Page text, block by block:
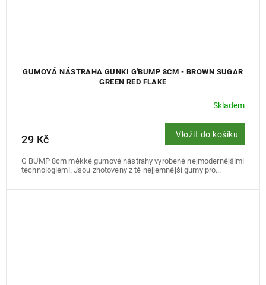
GUMOVÁ NÁSTRAHA GUNKI G'BUMP 8CM - BROWN SUGAR
GREEN RED FLAKE
Skladem
29 Kč Vložit do košíku
G BUMP 8cm měkké gumové nástrahy vyrobené nejmodernějšími
technologiemi. Jsou zhotoveny z té nejjemnější gumy pro...